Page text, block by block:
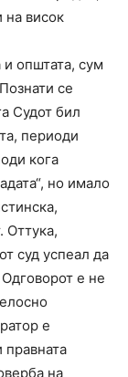
на висок
и општата, сум
се
Судот бил
периоди
кога
но имало
Оттука,
суд успеал да
е не
е
правната
на